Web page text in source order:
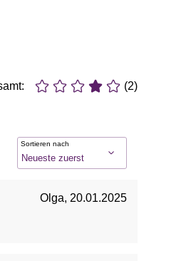
(2)
Sortieren nach
Olga, 20.01.2025